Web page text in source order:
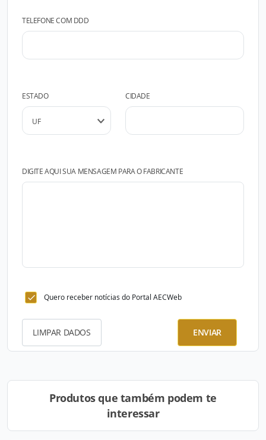
TELEFONE COM DDD
ESTADO CIDADE
DIGITE AQUI SUA MENSAGEM PARA O FABRICANTE
Quero receber notícias do Portal AECWeb
LIMPAR DADOS ENVIAR
Produtos que também podem te
interessar